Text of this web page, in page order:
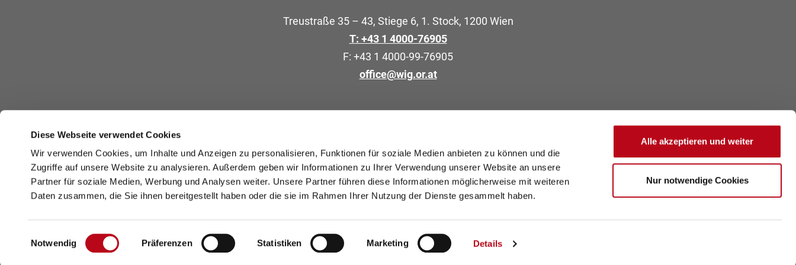
Diese Webseite verwendet Cookies
Wir verwenden Cookies, um Inhalte und Anzeigen zu personalisieren, Funktionen für soziale Medien anbieten zu können und die
Zugriffe auf unsere Website zu analysieren. Außerdem geben wir Informationen zu Ihrer Verwendung unserer Website an unsere
Partner für soziale Medien, Werbung und Analysen weiter. Unsere Partner führen diese Informationen möglicherweise mit weiteren
Daten zusammen, die Sie ihnen bereitgestellt haben oder die sie im Rahmen Ihrer Nutzung der Dienste gesammelt haben.
Einwilligungsauswahl
Notwendig Präferenzen Statistiken Marketing Details
Alle akzeptieren und weiter
Nur notwendige Cookies
Treustraße 35 – 43, Stiege 6, 1. Stock, 1200 Wien
T: +43 1 4000-76905
F: +43 1 4000-99-76905
office@wig.or.at
Wiener Allianz für Gesundheitsförderung in Gesundheitseinrichtungen
Wiener Netzwerk Gesundheitsfördende Schulen